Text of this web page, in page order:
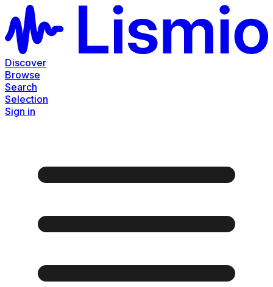
Discover
Browse
Search
Selection
Sign in